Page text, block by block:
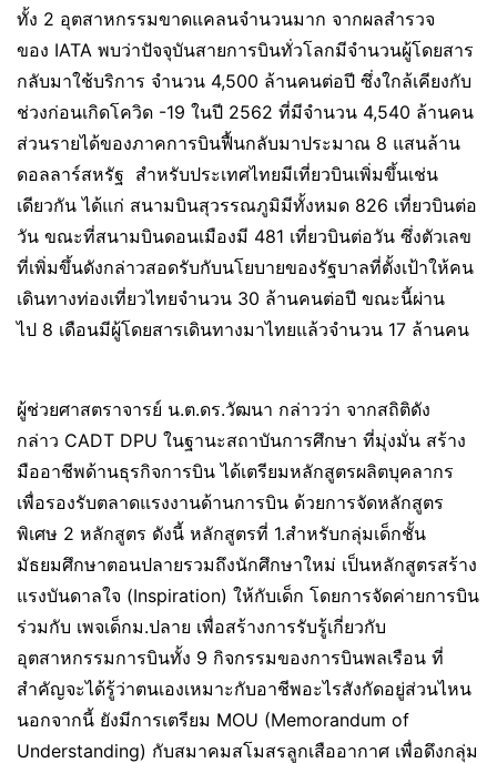
ทั้ง 2 อุตสาหกรรมขาดแคลนจำนวนมาก จากผลสำรวจ
ของ IATA พบว่าปัจจุบันสายการบินทั่วโลกมีจำนวนผู้โดยสาร
กลับมาใช้บริการ จำนวน 4,500 ล้านคนต่อปี ซึ่งใกล้เคียงกับ
ช่วงก่อนเกิดโควิด -19 ในปี 2562 ที่มีจำนวน 4,540 ล้านคน
ส่วนรายได้ของภาคการบินฟื้นกลับมาประมาณ 8 แสนล้าน
ดอลลาร์สหรัฐ สำหรับประเทศไทยมีเที่ยวบินเพิ่มขึ้นเช่น
เดียวกัน ได้แก่ สนามบินสุวรรณภูมิมีทั้งหมด 826 เที่ยวบินต่อ
วัน ขณะที่สนามบินดอนเมืองมี 481 เที่ยวบินต่อวัน ซึ่งตัวเลข
ที่เพิ่มขึ้นดังกล่าวสอดรับกับนโยบายของรัฐบาลที่ตั้งเป้าให้คน
เดินทางท่องเที่ยวไทยจำนวน 30 ล้านคนต่อปี ขณะนี้ผ่าน
ไป 8 เดือนมีผู้โดยสารเดินทางมาไทยแล้วจำนวน 17 ล้านคน
ผู้ช่วยศาสตราจารย์ น.ต.ดร.วัฒนา กล่าวว่า จากสถิติดัง
กล่าว CADT DPU ในฐานะสถาบันการศึกษา ที่มุ่งมั่น สร้าง
มืออาชีพด้านธุรกิจการบิน ได้เตรียมหลักสูตรผลิตบุคลากร
เพื่อรองรับตลาดแรงงานด้านการบิน ด้วยการจัดหลักสูตร
พิเศษ 2 หลักสูตร ดังนี้ หลักสูตรที่ 1.สำหรับกลุ่มเด็กชั้น
มัธยมศึกษาตอนปลายรวมถึงนักศึกษาใหม่ เป็นหลักสูตรสร้าง
แรงบันดาลใจ (Inspiration) ให้กับเด็ก โดยการจัดค่ายการบิน
ร่วมกับ เพจเด็กม.ปลาย เพื่อสร้างการรับรู้เกี่ยวกับ
อุตสาหกรรมการบินทั้ง 9 กิจกรรมของการบินพลเรือน ที่
สำคัญจะได้รู้ว่าตนเองเหมาะกับอาชีพอะไรสังกัดอยู่ส่วนไหน
นอกจากนี้ ยังมีการเตรียม MOU (Memorandum of
Understanding) กับสมาคมสโมสรลูกเสืออากาศ เพื่อดึงกลุ่ม